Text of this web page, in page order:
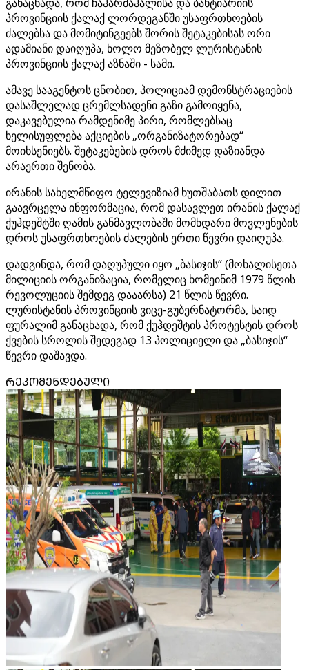
პროვინციის ქალაქ ლორდეგანში უსაფრთხოების
ძალებსა და მომიტინგეებს შორის შეტაკებისას ორი
ადამიანი დაიღუპა, ხოლო მეზობელ ლურისტანის
პროვინციის ქალაქ აზნაში - სამი.
ამავე სააგენტოს ცნობით, პოლიციამ დემონსტრაციების
დასაშლელად ცრემლსადენი გაზი გამოიყენა,
დაკავებულია რამდენიმე პირი, რომლებსაც
ხელისუფლება აქციების „ორგანიზატორებად“
მოიხსენიებს. შეტაკებების დროს მძიმედ დაზიანდა
არაერთი შენობა.
ირანის სახელმწიფო ტელევიზიამ ხუთშაბათს დილით
გაავრცელა ინფორმაცია, რომ დასავლეთ ირანის ქალაქ
ქუჰდეშტში ღამის განმავლობაში მომხდარი მოვლენების
დროს უსაფრთხოების ძალების ერთი წევრი დაიღუპა.
დადგინდა, რომ დაღუპული იყო „ბასიჯის“ (მოხალისეთა
მილიციის ორგანიზაცია, რომელიც ხომეინიმ 1979 წლის
რევოლუციის შემდეგ დააარსა) 21 წლის წევრი.
ლურისტანის პროვინციის ვიცე-გუბერნატორმა, საიდ
ფურალიმ განაცხადა, რომ ქუჰდეშტის პროტესტის დროს
ქვების სროლის შედეგად 13 პოლიციელი და „ბასიჯის“
წევრი დაშავდა.
ᲠᲔᲙᲝᲛᲔᲜᲓᲔᲑᲣᲚᲘ